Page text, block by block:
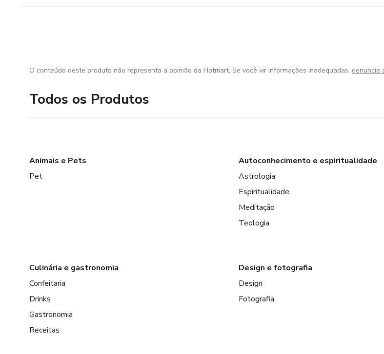
O conteúdo deste produto não representa a opinião da Hotmart. Se você vir informações inadequadas, denuncie
Todos os Produtos
Animais e Pets
Pet
Autoconhecimento e espiritualidade
Astrologia
Espiritualidade
Meditação
Teologia
Culinária e gastronomia
Confeitaria
Drinks
Gastronomia
Receitas
Design e fotografia
Design
Fotografia